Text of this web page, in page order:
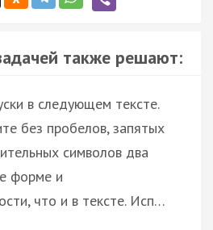
также решают:
в следующем тексте.
без пробелов, запятых
символов два
форме и
что и в тексте. Исп…